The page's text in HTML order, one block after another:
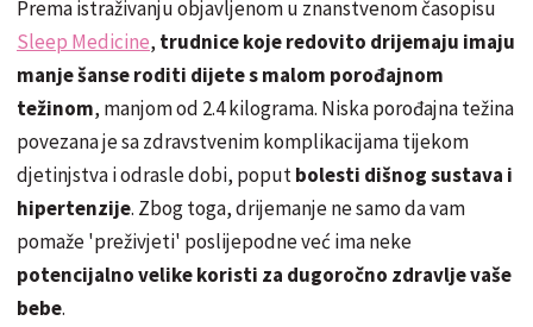
Prema istraživanju objavljenom u znanstvenom časopisu
Sleep Medicine, trudnice koje redovito drijemaju imaju
manje šanse roditi dijete s malom porođajnom
težinom, manjom od 2.4 kilograma. Niska porođajna težina
povezana je sa zdravstvenim komplikacijama tijekom
djetinjstva i odrasle dobi, poputbolesti dišnog sustava i
hipertenzije. Zbog toga, drijemanje ne samo da vam
pomaže 'preživjeti' poslijepodne već ima neke
potencijalno velike koristi za dugoročno zdravlje vaše
bebe.